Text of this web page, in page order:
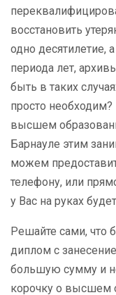
восстановить
одно десятилетие,
периода лет,
быть в таких
просто
высшем
Барнауле этим
можем
телефону, или
у Вас на руках
Решайте сами, что
диплом с
большую сумму и
корочку о высшем